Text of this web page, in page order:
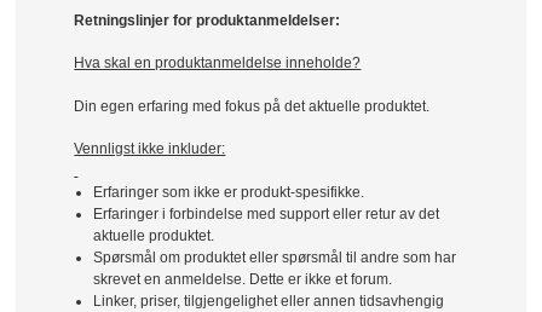
Retningslinjer for produktanmeldelser:
Hva skal en produktanmeldelse inneholde?
Din egen erfaring med fokus på det aktuelle produktet.
Vennligst ikke inkluder:
Erfaringer som ikke er produkt-spesifikke.
Erfaringer i forbindelse med support eller retur av det
aktuelle produktet.
Spørsmål om produktet eller spørsmål til andre som har
skrevet en anmeldelse. Dette er ikke et forum.
Linker, priser, tilgjengelighet eller annen tidsavhengig